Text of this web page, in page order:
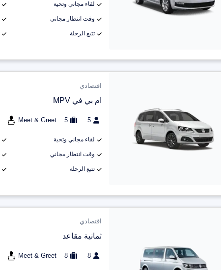
لقاء مجاني وتحية
وقت انتظار مجاني
تتبع الرحلة
اقتصادي
ام بي في MPV
5
5
Meet & Greet
لقاء مجاني وتحية
وقت انتظار مجاني
تتبع الرحلة
اقتصادي
ثمانية مقاعد
8
8
Meet & Greet